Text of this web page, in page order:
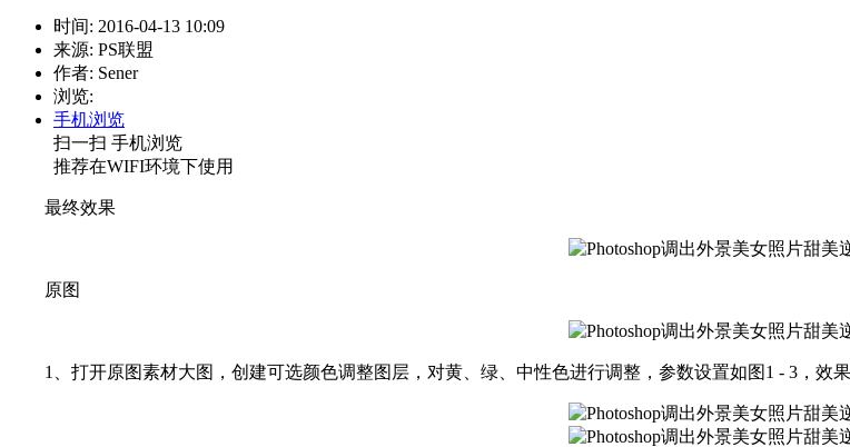
时间: 2016-04-13 10:09
来源: PS联盟
作者: Sener
浏览:
手机浏览
扫一扫 手机浏览
推荐在WIFI环境下使用
最终效果
原图
1、打开原图素材大图，创建可选颜色调整图层，对黄、绿、中性色进行调整，参数设置如图1 - 3，效